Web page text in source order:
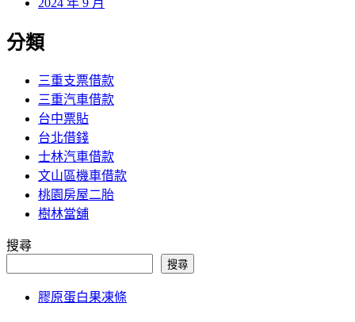
分類
三重支票借款
三重汽車借款
台中票貼
台北借錢
士林汽車借款
文山區機車借款
桃園房屋二胎
樹林當舖
搜尋
搜尋
膠原蛋白果凍條